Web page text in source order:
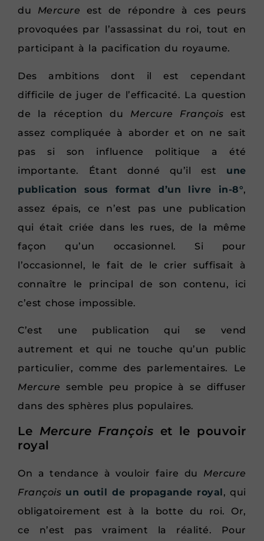
du Mercure est de répondre à ces peurs
provoquées par l’assassinat du roi, tout en
participant à la pacification du royaume.
Des ambitions dont il est cependant
difficile de juger de l’efficacité. La question
de la réception du Mercure François est
assez compliquée à aborder et on ne sait
pas si son influence politique a été
importante. Étant donné qu’il est une
publication sous format d’un livre in-8°,
assez épais, ce n’est pas une publication
qui était criée dans les rues, de la même
façon qu’un occasionnel. Si pour
l’occasionnel, le fait de le crier suffisait à
connaître le principal de son contenu, ici
c’est chose impossible.
C’est une publication qui se vend
autrement et qui ne touche qu’un public
particulier, comme des parlementaires. Le
Mercure semble peu propice à se diffuser
dans des sphères plus populaires.
Le Mercure François et le pouvoir
royal
On a tendance à vouloir faire du Mercure
François un outil de propagande royal , qui
obligatoirement est à la botte du roi. Or,
ce n’est pas vraiment la réalité. Pour